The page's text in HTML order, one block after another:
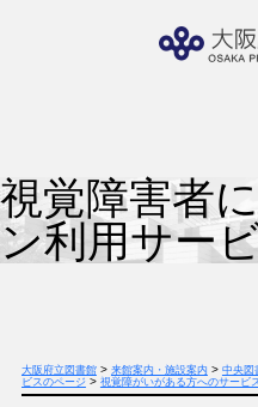
視覚障害者
ン利用サー
大阪府立図書館> 来館案内・施設案内 > 中央図
ビスのページ> 視覚障がいがある方へのサービ